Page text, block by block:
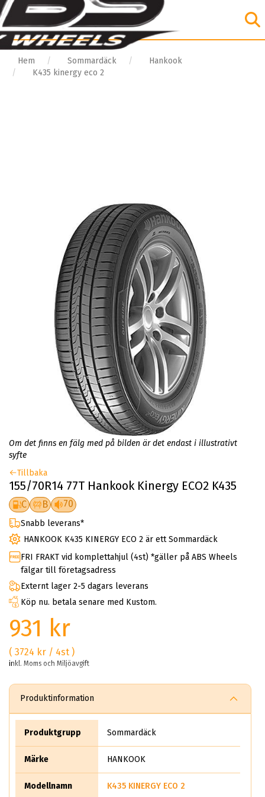
Hem Sommardäck
Hankook
K435 kinergy eco 2
Om det finns en fälg med på bilden är det endast i illustrativt
syfte
Tillbaka
155/70R14 77T Hankook Kinergy ECO2 K435
C B 70
Snabb leverans*
HANKOOK K435 KINERGY ECO 2 är ett Sommardäck
FRI FRAKT vid komplettahjul (4st) *gäller på ABS Wheels
fälgar till företagsadress
Externt lager 2-5 dagars leverans
Köp nu. betala senare med Kustom.
931 kr
( 3724 kr / 4st )
inkl. Moms och Miljöavgift
Produktinformation
Produktgrupp Sommardäck
Märke HANKOOK
Modellnamn K435 KINERGY ECO 2